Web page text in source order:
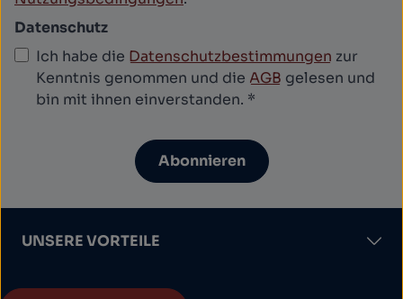
Datenschutz
Ich habe die Datenschutzbestimmungen zur
Kenntnis genommen und die AGB gelesen und
bin mit ihnen einverstanden. *
Abonnieren
UNSERE VORTEILE